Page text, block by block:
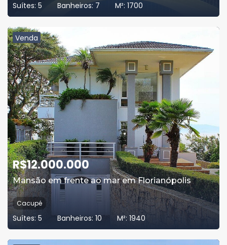
Suítes: 5 Banheiros: 7 M²: 1700
Venda
R$12.000.000
Mansão em frente ao mar em Florianópolis
Cacupé
Suítes: 5 Banheiros: 10 M²: 1940